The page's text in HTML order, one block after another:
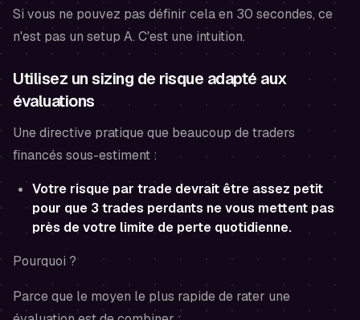
Si vous ne pouvez pas définir cela en 30 secondes, ce
n'est pas un setup A. C'est une intuition.
Utilisez un sizing de risque adapté aux
évaluations
Une directive pratique que beaucoup de traders
financés sous-estiment :
Votre risque par trade devrait être assez petit
pour que 3 trades perdants ne vous mettent pas
près de votre limite de perte quotidienne.
Pourquoi ?
Parce que le moyen le plus rapide de rater une